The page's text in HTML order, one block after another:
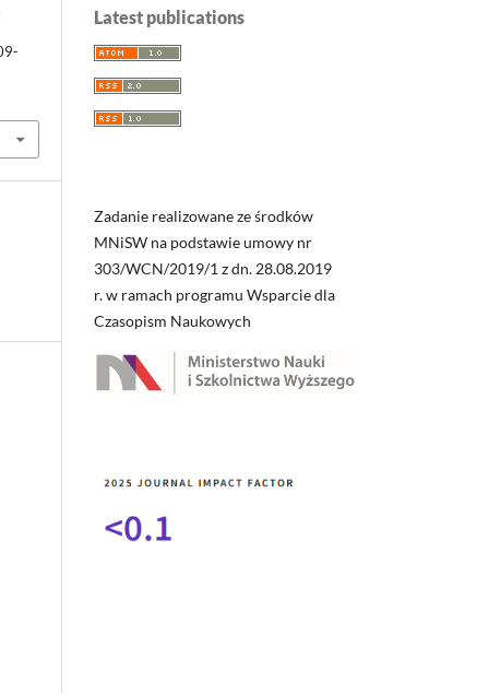
Latest publications
Zadanie realizowane ze środków
MNiSW na podstawie umowy nr
303/WCN/2019/1 z dn. 28.08.2019
r. w ramach programu Wsparcie dla
Czasopism Naukowych